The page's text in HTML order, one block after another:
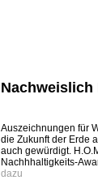
Nachweislich
Auszeichnungen für
die Zukunft der Erde
auch gewürdigt.
Nachhhaltigkeits-
dazu